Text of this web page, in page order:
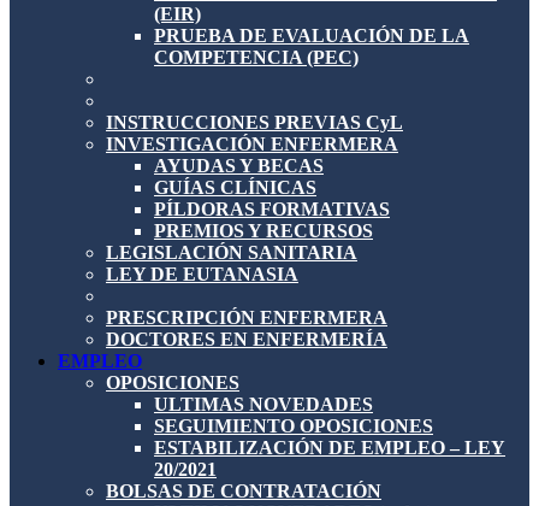
(EIR)
PRUEBA DE EVALUACIÓN DE LA
COMPETENCIA (PEC)
INSTRUCCIONES PREVIAS CyL
INVESTIGACIÓN ENFERMERA
AYUDAS Y BECAS
GUÍAS CLÍNICAS
PÍLDORAS FORMATIVAS
PREMIOS Y RECURSOS
LEGISLACIÓN SANITARIA
LEY DE EUTANASIA
PRESCRIPCIÓN ENFERMERA
DOCTORES EN ENFERMERÍA
EMPLEO
OPOSICIONES
ULTIMAS NOVEDADES
SEGUIMIENTO OPOSICIONES
ESTABILIZACIÓN DE EMPLEO – LEY
20/2021
BOLSAS DE CONTRATACIÓN